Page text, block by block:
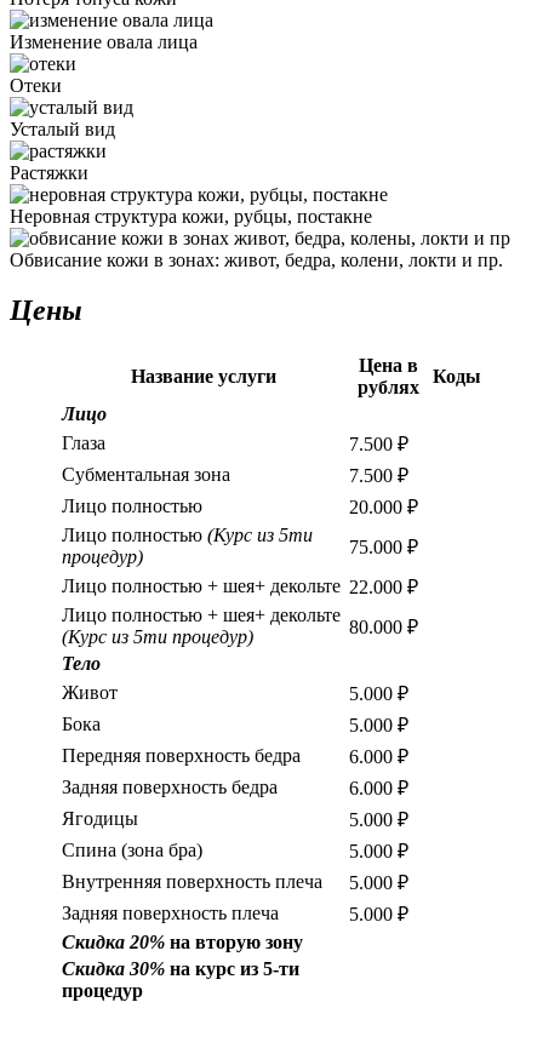
Изменение овала лица
Отеки
Усталый вид
Растяжки
Неровная структура кожи, рубцы, постакне
Обвисание кожи в зонах: живот, бедра, колени, локти и пр.
Цены
Название услуги
Цена в
рублях
Коды
Лицо
Глаза
7.500 ₽
Субментальная зона
7.500 ₽
Лицо полностью
20.000 ₽
Лицо полностью (Курс из 5ти
процедур)
75.000 ₽
Лицо полностью + шея+ декольте 22.000 ₽
Лицо полностью + шея+ декольте
(Курс из 5ти процедур)
80.000 ₽
Тело
Живот
5.000 ₽
Бока
5.000 ₽
Передняя поверхность бедра
6.000 ₽
Задняя поверхность бедра
6.000 ₽
Ягодицы
5.000 ₽
Спина (зона бра)
5.000 ₽
Внутренняя поверхность плеча
5.000 ₽
Задняя поверхность плеча
5.000 ₽
Скидка 20% на вторую зону
Скидка 30% на курс из 5-ти
процедур